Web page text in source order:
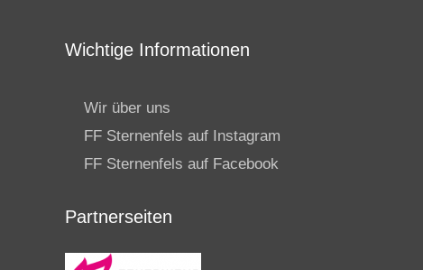
Wichtige Informationen
Wir über uns
FF Sternenfels auf Instagram
FF Sternenfels auf Facebook
Partnerseiten